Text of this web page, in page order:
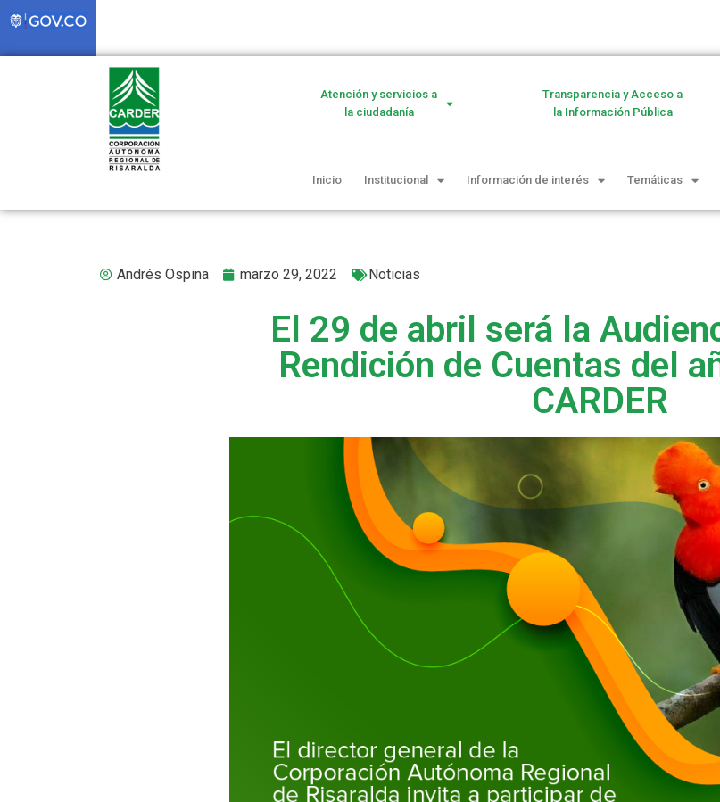
Atención y servicios a
la ciudadanía
Transparencia y Acceso a
la Información Pública
Inicio Institucional Información de interés Temáticas
Andrés Ospina marzo 29, 2022 Noticias
El 29 de abril será la
Rendición de Cuentas del
CARDER